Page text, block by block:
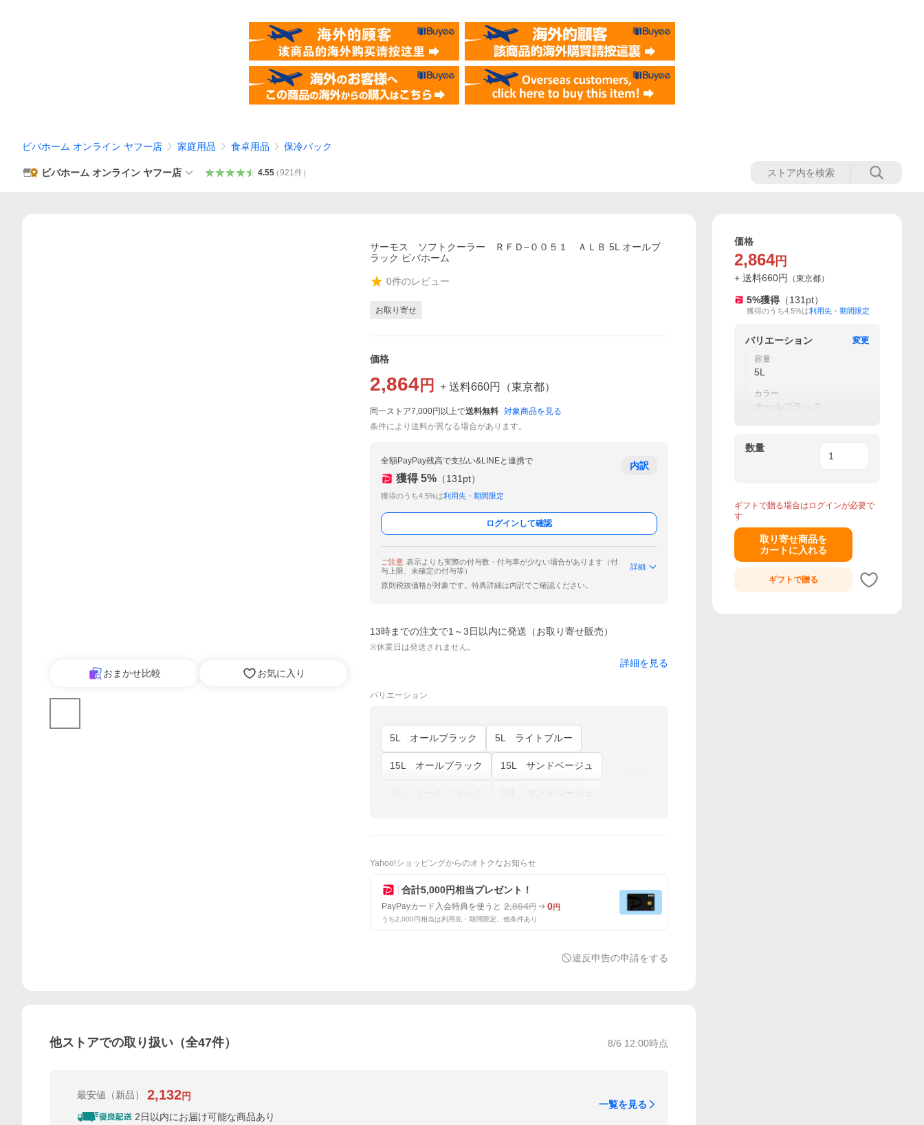
ビバホーム オンライン ヤフー店 家庭用品 食卓用品 保冷バック
ビバホーム オンライン ヤフー店 4.55（921件）
おまかせ比較 お気に入り
サーモス ソフトクーラー ＲＦＤ−００５１ ＡＬＢ 5L オールブ
ラック ビバホーム
0件のレビュー
お取り寄せ
価格
2,864円 + 送料660円 （東京都）
同一ストア7,000円以上で送料無料 対象商品を見る
条件により送料が異なる場合があります。
全額PayPay残高で支払い&LINEと連携で
獲得 5% （131 pt）
獲得のうち4.5%は利用先・期間限定
内訳
ログインして確認
ご注意 表示よりも実際の付与数・付与率が少ない場合があります（付
与上限、未確定の付与等）
詳細
原則税抜価格が対象です。特典詳細は内訳でご確認ください。
13時までの注文で1～3日以内に発送（お取り寄せ販売）
※休業日は発送されません。
詳細を見る
バリエーション
5L オールブラック 5L ライトブルー
15L オールブラック 15L サンドベージュ
Yahoo!ショッピングからのオトクなお知らせ
合計5,000円相当プレゼント！
PayPayカード入会特典を使うと 2,864円 0円
うち2,000円相当は利用先・期間限定。他条件あり
違反申告の申請をする
他ストアでの取り扱い（全47件） 8/6 12:00時点
最安値 （新品） 2,132円
2日以内にお届け可能な商品あり
一覧を見る
価格
2,864円
+ 送料660円 （東京都）
5%獲得 （131 pt）
獲得のうち4.5%は利用先・期間限定
バリエーション
変更
容量
5L
カラー
オールブラック
数量
ギフトで贈る場合はログインが必要で
す
取り寄せ商品を
カートに入れる
ギフトで贈る